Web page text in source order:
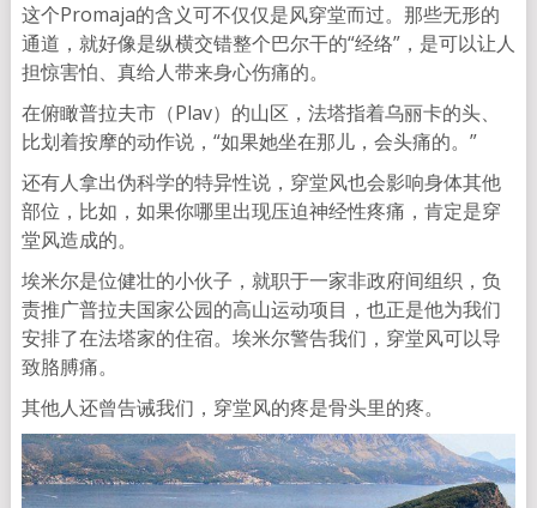
这个Promaja的含义可不仅仅是风穿堂而过。那些无形的
通道，就好像是纵横交错整个巴尔干的“经络”，是可以让人
担惊害怕、真给人带来身心伤痛的。
在俯瞰普拉夫市（Plav）的山区，法塔指着乌丽卡的头、
比划着按摩的动作说，“如果她坐在那儿，会头痛的。”
还有人拿出伪科学的特异性说，穿堂风也会影响身体其他
部位，比如，如果你哪里出现压迫神经性疼痛，肯定是穿
堂风造成的。
埃米尔是位健壮的小伙子，就职于一家非政府间组织，负
责推广普拉夫国家公园的高山运动项目，也正是他为我们
安排了在法塔家的住宿。埃米尔警告我们，穿堂风可以导
致胳膊痛。
其他人还曾告诫我们，穿堂风的疼是骨头里的疼。